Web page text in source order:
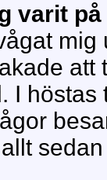
varit
I